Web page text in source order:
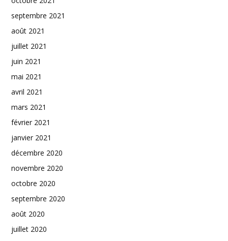
septembre 2021
août 2021
juillet 2021
juin 2021
mai 2021
avril 2021
mars 2021
février 2021
janvier 2021
décembre 2020
novembre 2020
octobre 2020
septembre 2020
août 2020
juillet 2020